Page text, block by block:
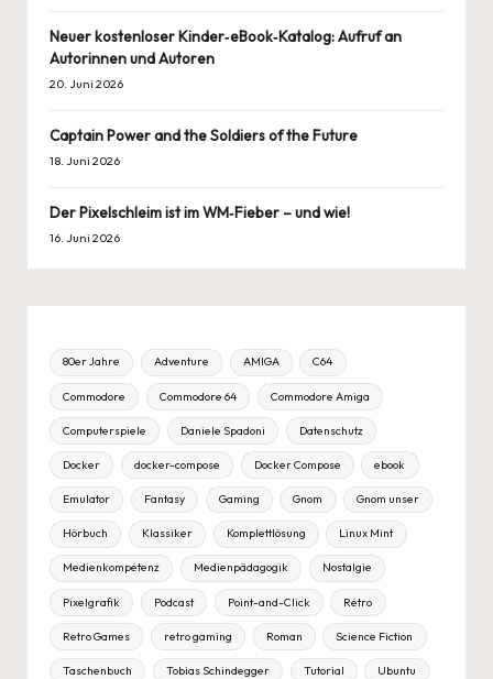
Neuer kostenloser Kinder‑eBook‑Katalog: Aufruf an
Autorinnen und Autoren
20. Juni 2026
Captain Power and the Soldiers of the Future
18. Juni 2026
Der Pixelschleim ist im WM‑Fieber – und wie!
16. Juni 2026
80er Jahre Adventure AMIGA C64
Commodore Commodore 64 Commodore Amiga
Computerspiele Daniele Spadoni Datenschutz
Docker docker-compose Docker Compose ebook
Emulator Fantasy Gaming Gnom Gnom unser
Hörbuch Klassiker Komplettlösung Linux Mint
Medienkompetenz Medienpädagogik Nostalgie
Pixelgrafik Podcast Point-and-Click Retro
Retro Games retro gaming Roman Science Fiction
Taschenbuch Tobias Schindegger Tutorial Ubuntu